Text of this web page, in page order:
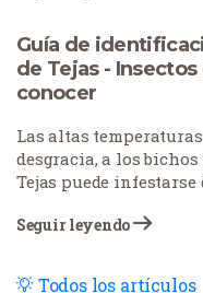
Todos los artículos
Guía de
de Tejas -
conocer
Las altas
desgracia, a los
Tejas puede infestarse
hay que controlarlos a
problemas que pueden
Seguir leyendo